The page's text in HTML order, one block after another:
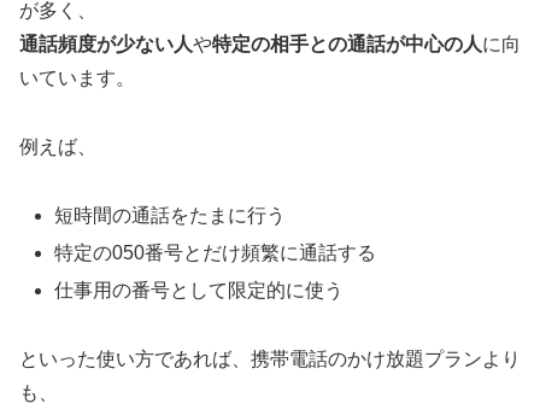
が多く、
通話頻度が少ない人や特定の相手との通話が中心の人に向
いています。
例えば、
短時間の通話をたまに行う
特定の050番号とだけ頻繁に通話する
仕事用の番号として限定的に使う
といった使い方であれば、携帯電話のかけ放題プランより
も、